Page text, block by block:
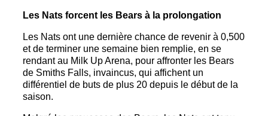
Les Nats forcent les Bears à la prolongation
Les Nats ont une dernière chance de revenir à 0,500
et de terminer une semaine bien remplie, en se
rendant au Milk Up Arena, pour affronter les Bears
de Smiths Falls, invaincus, qui affichent un
différentiel de buts de plus 20 depuis le début de la
saison.